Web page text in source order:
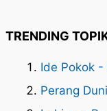
TRENDING
Ide Pokok -
Perang